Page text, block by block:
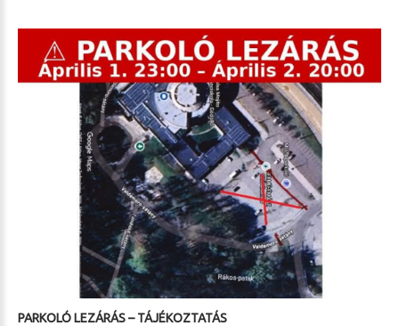
PARKOLÓ LEZÁRÁS – TÁJÉKOZTATÁS